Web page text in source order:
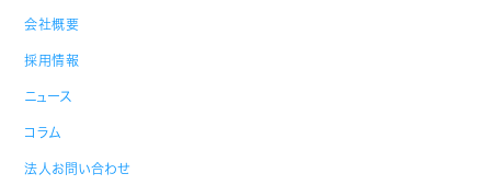
会社概要
採用情報
ニュース
コラム
法人お問い合わせ